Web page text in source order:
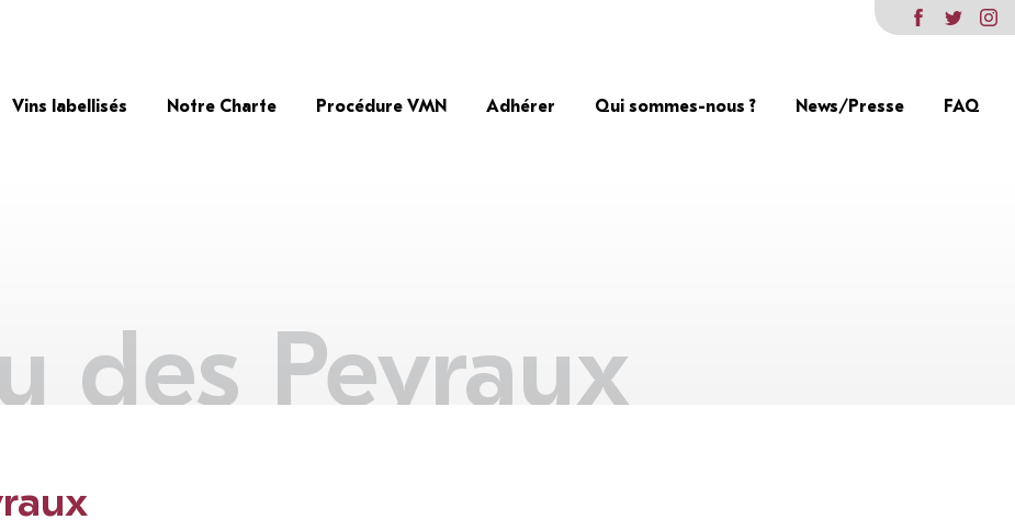
Vins labellisés Notre Charte Procédure VMN Adhérer Qui sommes-nous ? News/Presse FAQ
des Peyraux